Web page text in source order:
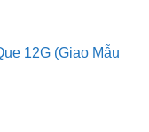
12G (Giao Mẫu